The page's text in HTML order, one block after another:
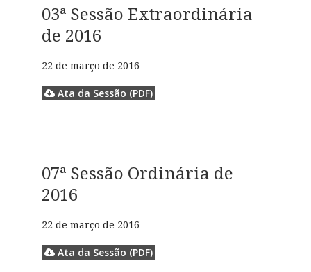
03ª Sessão Extraordinária
de 2016
22 de março de 2016
Ata da Sessão (PDF)
07ª Sessão Ordinária de
2016
22 de março de 2016
Ata da Sessão (PDF)